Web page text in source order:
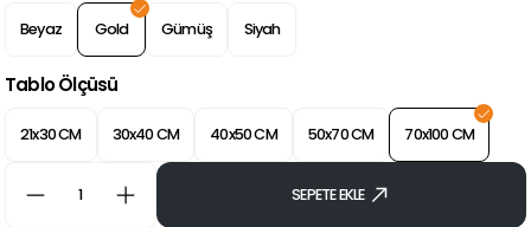
Beyaz Gold Gümüş Siyah
Tablo Ölçüsü
21x30 CM 30x40 CM 40x50 CM 50x70 CM 70x100 CM
SEPETE EKLE